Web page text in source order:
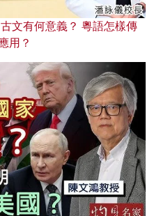
文有何意義？ 粵語怎樣傳
用？